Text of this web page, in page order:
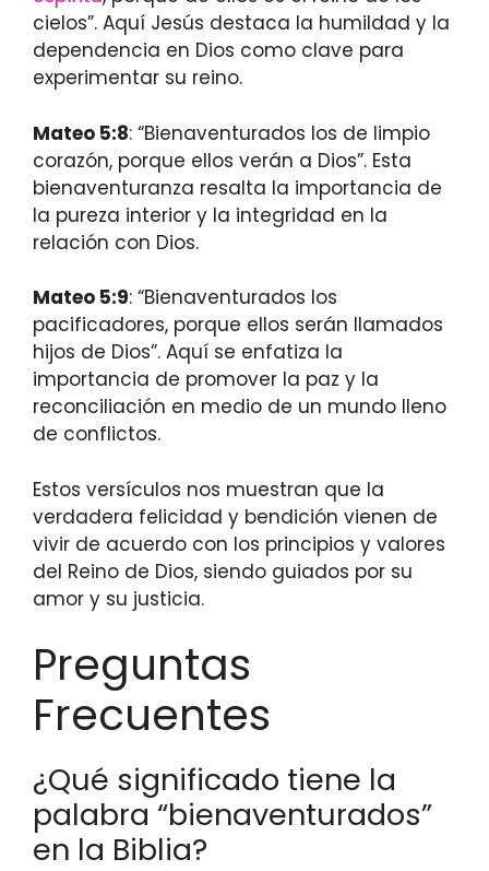
cielos”. Aquí Jesús destaca la humildad y la
dependencia en Dios como clave para
experimentar su reino.
Mateo 5:8: “Bienaventurados los de limpio
corazón, porque ellos verán a Dios”. Esta
bienaventuranza resalta la importancia de
la pureza interior y la integridad en la
relación con Dios.
Mateo 5:9: “Bienaventurados los
pacificadores, porque ellos serán llamados
hijos de Dios”. Aquí se enfatiza la
importancia de promover la paz y la
reconciliación en medio de un mundo lleno
de conflictos.
Estos versículos nos muestran que la
verdadera felicidad y bendición vienen de
vivir de acuerdo con los principios y valores
del Reino de Dios, siendo guiados por su
amor y su justicia.
Preguntas
Frecuentes
¿Qué significado tiene la
palabra “bienaventurados”
en la Biblia?